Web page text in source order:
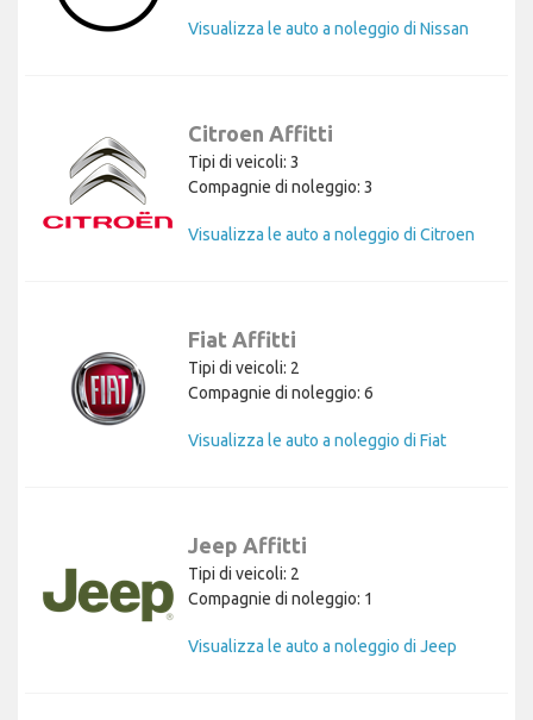
Visualizza le auto a noleggio di Nissan
Citroen Affitti
Tipi di veicoli: 3
Compagnie di noleggio: 3
Visualizza le auto a noleggio di Citroen
Fiat Affitti
Tipi di veicoli: 2
Compagnie di noleggio: 6
Visualizza le auto a noleggio di Fiat
Jeep Affitti
Tipi di veicoli: 2
Compagnie di noleggio: 1
Visualizza le auto a noleggio di Jeep